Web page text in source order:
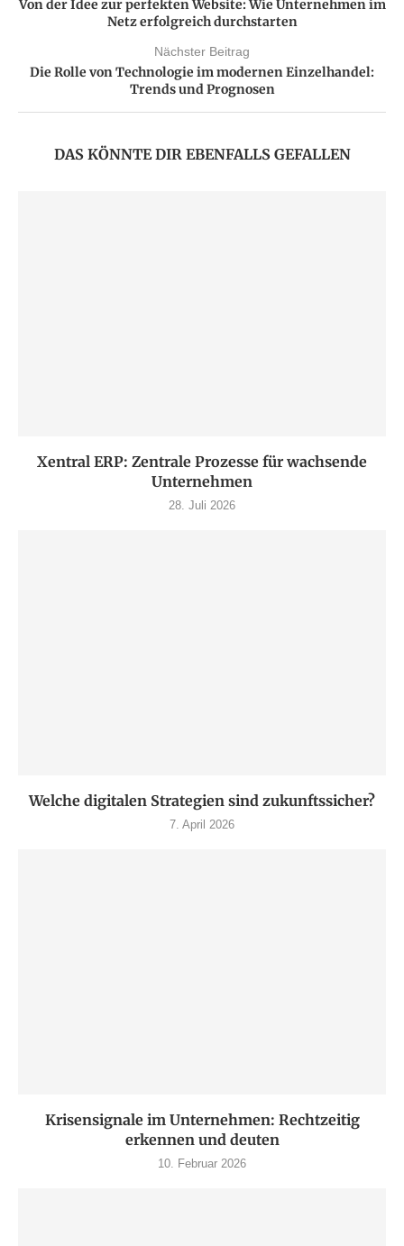
Von der Idee zur perfekten Website: Wie Unternehmen im
Netz erfolgreich durchstarten
Nächster Beitrag
Die Rolle von Technologie im modernen Einzelhandel:
Trends und Prognosen
DAS KÖNNTE DIR EBENFALLS GEFALLEN
Xentral ERP: Zentrale Prozesse für wachsende
Unternehmen
28. Juli 2026
Welche digitalen Strategien sind zukunftssicher?
7. April 2026
Krisensignale im Unternehmen: Rechtzeitig
erkennen und deuten
10. Februar 2026